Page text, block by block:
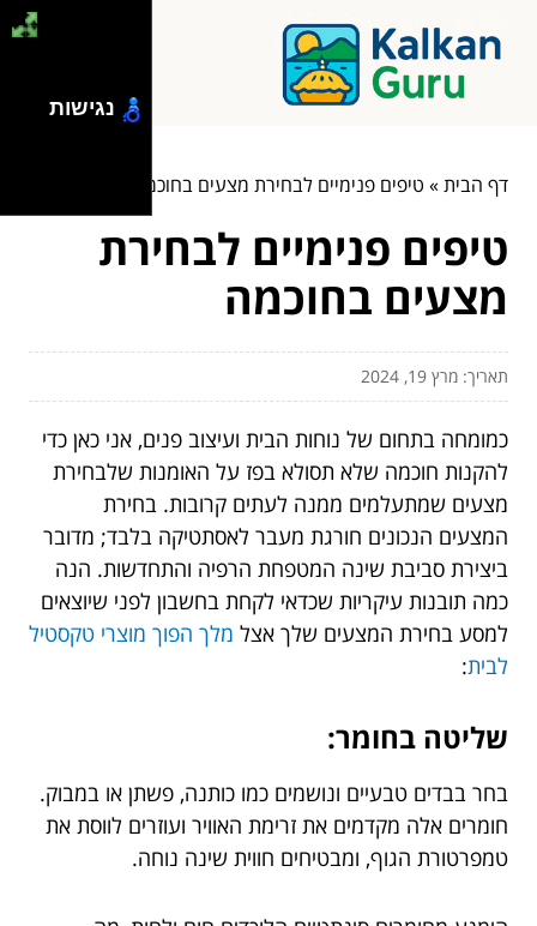
דף הבית» טיפים פנימיים לבחירת מצעים בחוכמה
טיפים פנימיים לבחירת
מצעים בחוכמה
תאריך: מרץ 19, 2024
כמומחה בתחום של נוחות הבית ועיצוב פנים, אני כאן כדי
להקנות חוכמה שלא תסולא בפז על האומנות שלבחירת
מצעים שמתעלמים ממנה לעתים קרובות. בחירת
המצעים הנכונים חורגת מעבר לאסתטיקה בלבד; מדובר
ביצירת סביבת שינה המטפחת הרפיה והתחדשות. הנה
כמה תובנות עיקריות שכדאי לקחת בחשבון לפני שיוצאים
למסע בחירת המצעים שלך אצל מלך הפוך מוצרי טקסטיל
לבית:
שליטה בחומר:
בחר בבדים טבעיים ונושמים כמו כותנה, פשתן או במבוק.
חומרים אלה מקדמים את זרימת האוויר ועוזרים לווסת את
טמפרטורת הגוף, ומבטיחים חווית שינה נוחה.
נגישות